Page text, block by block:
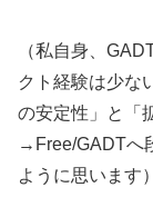
（私自身、
クト経験は少な
の安定性」と「
→Free/GADTへ
ように思います）